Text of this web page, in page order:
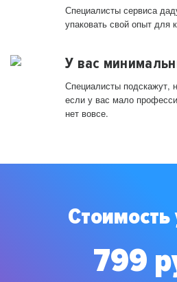
Специалисты сервиса
упаковать свой опыт для
У вас
Специалисты подскажут,
если у вас мало
нет вовсе.
Стоимость
799